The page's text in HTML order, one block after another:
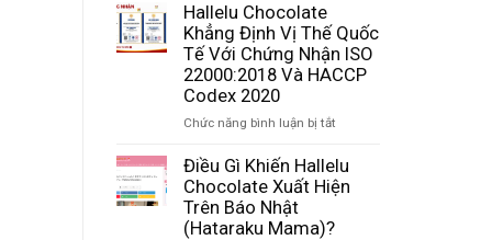
chính
thức
có
mặt
bay
và
Hallelu Chocolate
Khẳng Định Vị Thế Quốc
Tế Với Chứng Nhận ISO
22000:2018 Và HACCP
Codex 2020
Chức năng bình luận bị tắt
Chocolate
Khẳng
Định
Điều Gì Khiến Hallelu
Chocolate Xuất Hiện
Trên Báo Nhật
(Hataraku Mama)?